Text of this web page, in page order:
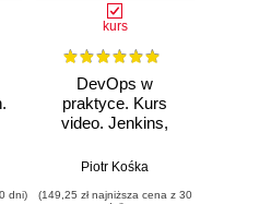
dni)
kurs
DevOps w
praktyce. Kurs
video. Jenkins,
Docker
Piotr Kośka
(149,25 zł najniższa cena z 30